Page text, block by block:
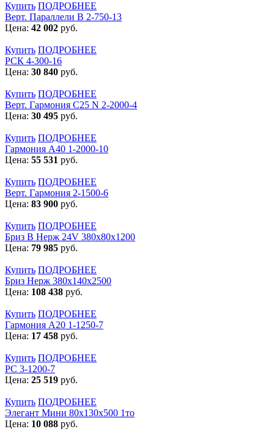
Купить ПОДРОБНЕЕ
Верт. Параллели В 2-750-13
Цена: 42 002 руб.
Купить ПОДРОБНЕЕ
РСК 4-300-16
Цена: 30 840 руб.
Купить ПОДРОБНЕЕ
Верт. Гармония С25 N 2-2000-4
Цена: 30 495 руб.
Купить ПОДРОБНЕЕ
Гармония А40 1-2000-10
Цена: 55 531 руб.
Купить ПОДРОБНЕЕ
Верт. Гармония 2-1500-6
Цена: 83 900 руб.
Купить ПОДРОБНЕЕ
Бриз В Нерж 24V 380x80x1200
Цена: 79 985 руб.
Купить ПОДРОБНЕЕ
Бриз Нерж 380х140х2500
Цена: 108 438 руб.
Купить ПОДРОБНЕЕ
Гармония А20 1-1250-7
Цена: 17 458 руб.
Купить ПОДРОБНЕЕ
РС 3-1200-7
Цена: 25 519 руб.
Купить ПОДРОБНЕЕ
Элегант Мини 80x130x500 1то
Цена: 10 088 руб.